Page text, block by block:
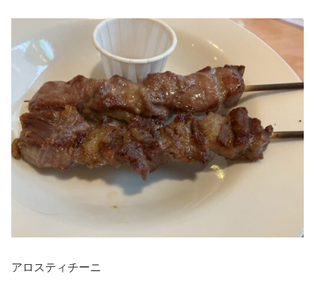
アロスティチーニ